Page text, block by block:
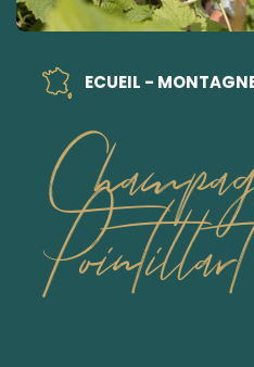
ECUEIL -
Pointillart